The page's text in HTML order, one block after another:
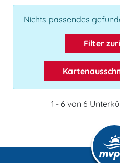
Nichts passendes
Filter
1 - 6 von 6